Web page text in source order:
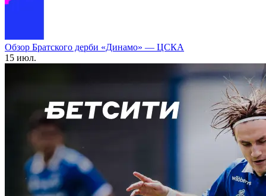
Обзор Братского дерби «Динамо» — ЦСКА
15 июл.